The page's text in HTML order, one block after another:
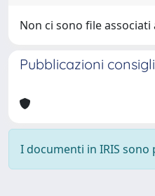
Non ci sono file
Pubblicazioni
I documenti in IRIS